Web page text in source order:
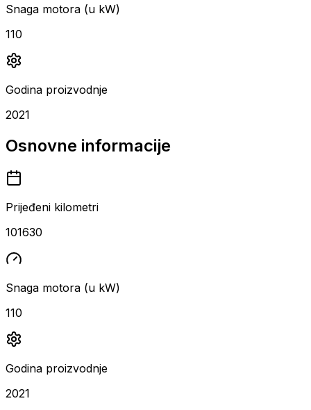
Snaga motora (u kW)
110
Godina proizvodnje
2021
Osnovne informacije
Prijeđeni kilometri
101630
Snaga motora (u kW)
110
Godina proizvodnje
2021